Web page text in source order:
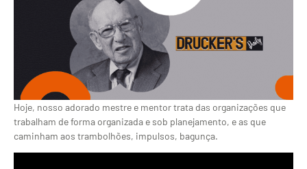
Hoje, nosso adorado mestre e mentor trata das organizações que
trabalham de forma organizada e sob planejamento, e as que
caminham aos trambolhões, impulsos, bagunça.